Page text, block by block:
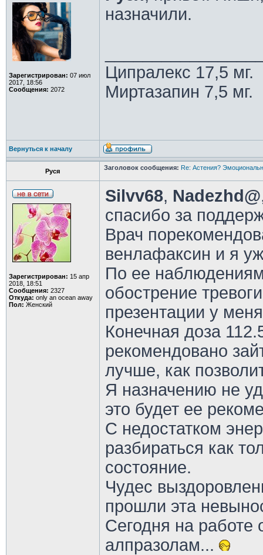
Зарегистрирован: 07 июл
2017, 18:56
Сообщения: 2072
назначили.
Ципралекс 17,5 мг.
Миртазапин 7,5 мг.
Вернуться к началу
Руся Заголовок сообщения: Re: Астения?
Зарегистрирован: 15 апр
2018, 18:51
Сообщения: 2327
Откуда: only an ocean away
Пол: Женский
Silvv68, Nadezhd@
спасибо за
Врач
венлафаксин и я
По ее
обострение
презентации у
Конечная доза
рекомендовано
лучше, как
Я назначению не
это будет ее
С недостатком
разбираться как
состояние.
Чудес
прошли эта
Сегодня на работе
алпразолам...